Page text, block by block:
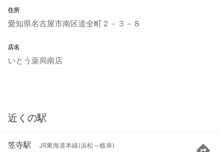
住所
愛知県名古屋市南区道全町２－３－８
店名
いとう薬局南店
近くの駅
笠寺駅 JR東海道本線(浜松～岐阜)